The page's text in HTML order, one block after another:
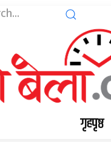
गृहपृष्ठ